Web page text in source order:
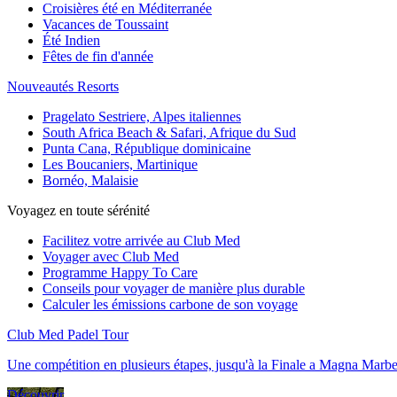
Croisières été en Méditerranée
Vacances de Toussaint
Été Indien
Fêtes de fin d'année
Nouveautés Resorts
Pragelato Sestriere, Alpes italiennes
South Africa Beach & Safari, Afrique du Sud
Punta Cana, République dominicaine
Les Boucaniers, Martinique
Bornéo, Malaisie
Voyagez en toute sérénité
Facilitez votre arrivée au Club Med
Voyager avec Club Med
Programme Happy To Care
Conseils pour voyager de manière plus durable
Calculer les émissions carbone de son voyage
Club Med Padel Tour
Une compétition en plusieurs étapes, jusqu'à la Finale a Magna